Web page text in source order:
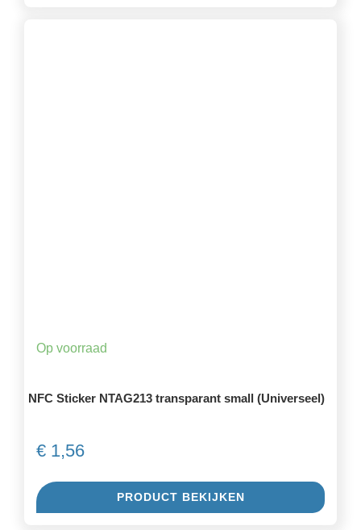
Op voorraad
NFC Sticker NTAG213 transparant small (Universeel)
€1,56
PRODUCT BEKIJKEN